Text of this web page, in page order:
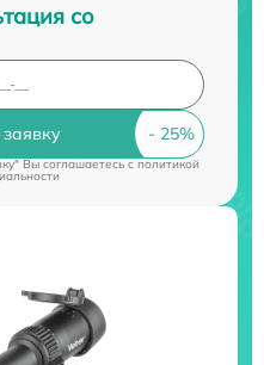
со
Вы соглашаетесь cполитикой